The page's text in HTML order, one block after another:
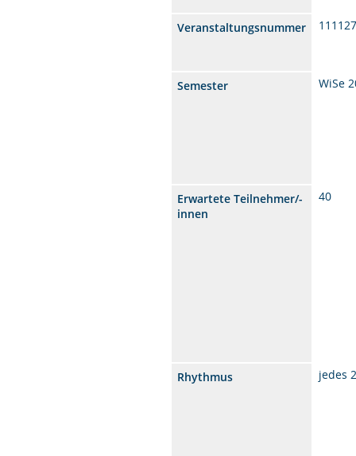
Veranstaltungsnummer
Semester WiSe
Erwartete Teilnehmer/-
innen
40
Rhythmus jedes